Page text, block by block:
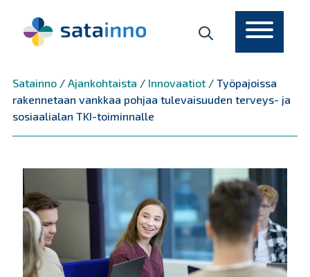
Satainno/ Ajankohtaista / Innovaatiot/ Työpajoissa
rakennetaan vankkaa pohjaa tulevaisuuden terveys- ja
sosiaalialan TKI-toiminnalle